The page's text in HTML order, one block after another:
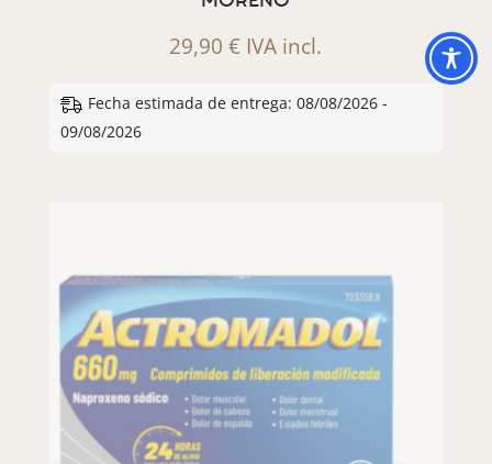
29,90€ IVA incl.
Fecha estimada de entrega: 08/08/2026 -
09/08/2026